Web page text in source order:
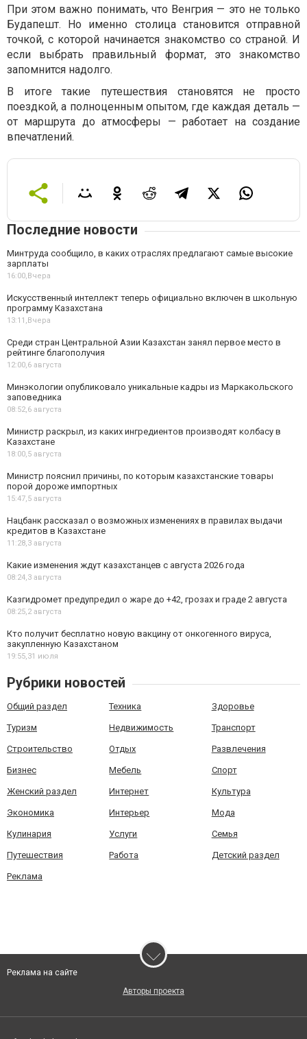
При этом важно понимать, что Венгрия — это не только
Будапешт. Но именно столица становится отправной
точкой, с которой начинается знакомство со страной. И
если выбрать правильный формат, это знакомство
запомнится надолго.
В итоге такие путешествия становятся не просто
поездкой, а полноценным опытом, где каждая деталь —
от маршрута до атмосферы — работает на создание
впечатлений.
Последние новости
Минтруда сообщило, в каких отраслях предлагают самые высокие
зарплаты
16:00, Вчера
Искусственный интеллект теперь официально включен в школьную
программу Казахстана
13:11, Вчера
Среди стран Центральной Азии Казахстан занял первое место в
рейтинге благополучия
12:00,6 августа
Минэкологии опубликовало уникальные кадры из Маркакольского
заповедника
08:52,6 августа
Министр раскрыл, из каких ингредиентов производят колбасу в
Казахстане
18:00,5 августа
Министр пояснил причины, по которым казахстанские товары
порой дороже импортных
15:47,5 августа
Нацбанк рассказал о возможных изменениях в правилах выдачи
кредитов в Казахстане
11:28,3 августа
Какие изменения ждут казахстанцев с августа 2026 года
08:24,3 августа
Казгидромет предупредил о жаре до +42, грозах и граде 2 августа
08:25,2 августа
Кто получит бесплатно новую вакцину от онкогенного вируса,
закупленную Казахстаном
19:55,31 июля
Рубрики новостей
Общий раздел Техника Здоровье
Туризм Недвижимость Транспорт
Строительство Отдых Развлечения
Бизнес Мебель Спорт
Женский раздел Интернет Культура
Экономика Интерьер Мода
Кулинария Услуги Семья
Путешествия Работа Детский раздел
Реклама
Реклама на сайте
Авторы проекта